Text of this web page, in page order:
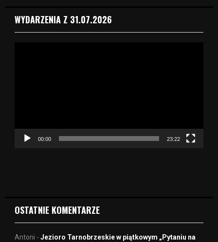
WYDARZENIA Z 31.07.2026
c
00:00 23:22
OSTATNIE KOMENTARZE
Antoni - Jezioro Tarnobrzeskie w piątkowym „Pytaniu na